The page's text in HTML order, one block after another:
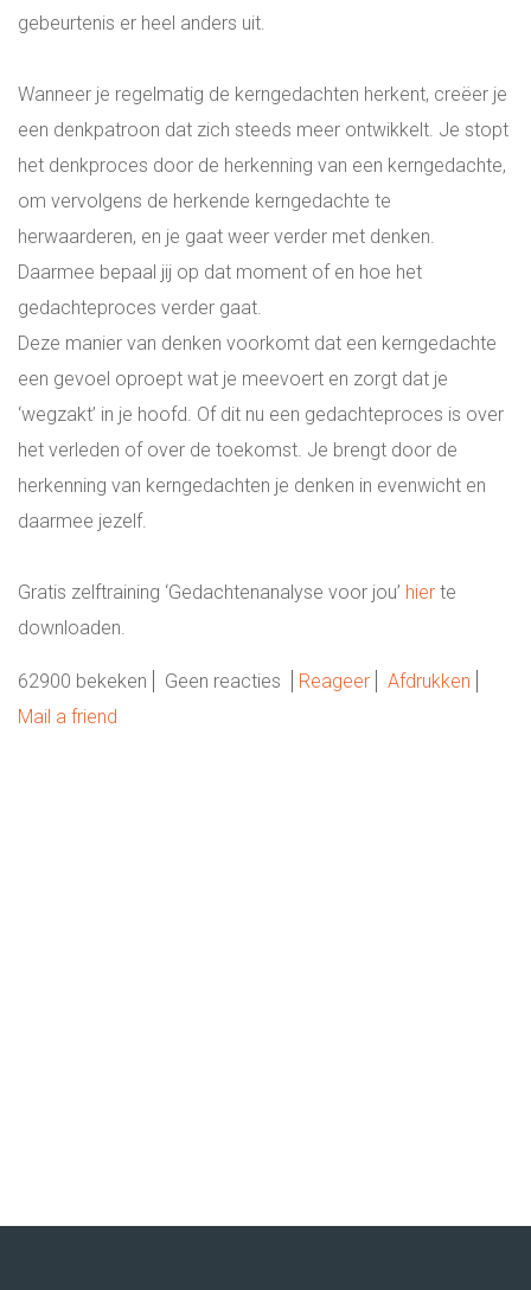
gebeurtenis er heel anders uit.
Wanneer je regelmatig de kerngedachten herkent, creëer je
een denkpatroon dat zich steeds meer ontwikkelt. Je stopt
het denkproces door de herkenning van een kerngedachte,
om vervolgens de herkende kerngedachte te
herwaarderen, en je gaat weer verder met denken.
Daarmee bepaal jij op dat moment of en hoe het
gedachteproces verder gaat.
Deze manier van denken voorkomt dat een kerngedachte
een gevoel oproept wat je meevoert en zorgt dat je
‘wegzakt’ in je hoofd. Of dit nu een gedachteproces is over
het verleden of over de toekomst. Je brengt door de
herkenning van kerngedachten je denken in evenwicht en
daarmee jezelf.
Gratis zelftraining ‘Gedachtenanalyse voor jou’ hier te
downloaden.
62900 bekeken Geen reacties Reageer
Afdrukken
Mail a friend